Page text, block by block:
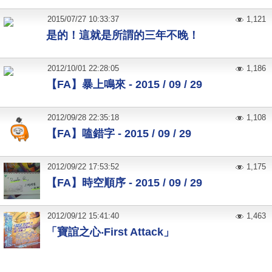
是的！這就是所謂的三年不晚！
2015/07/27 10:33:37 1,121
【FA】暴上鳴來 - 2015 / 09 / 29
2012/10/01 22:28:05 1,186
【FA】嗑錯字 - 2015 / 09 / 29
2012/09/28 22:35:18 1,108
【FA】時空順序 - 2015 / 09 / 29
2012/09/22 17:53:52 1,175
「寶誼之心‧First Attack」
2012/09/12 15:41:40 1,463